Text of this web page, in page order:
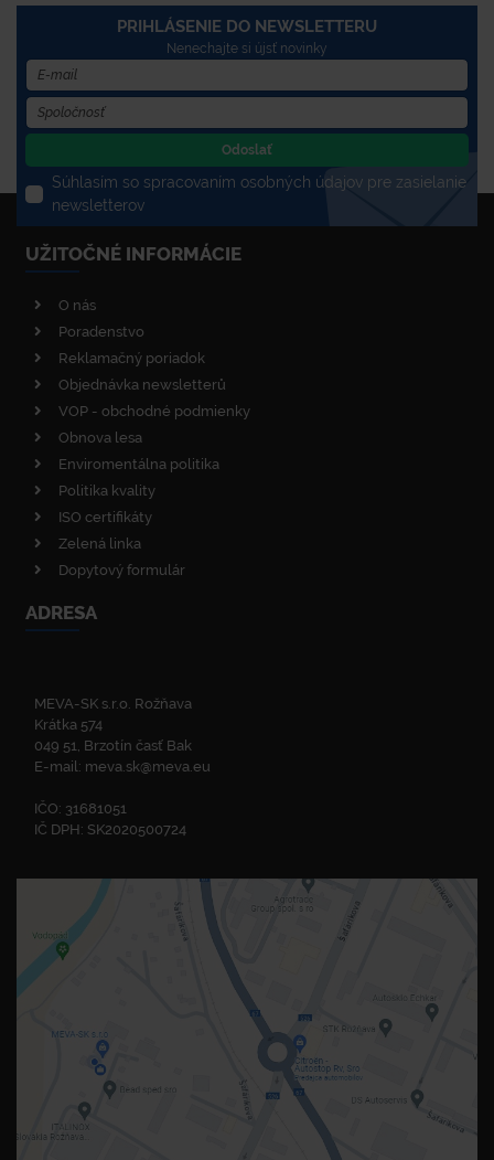
PRIHLÁSENIE DO NEWSLETTERU
Nenechajte si újsť novinky
Odoslať
Súhlasím so spracovaním osobných údajov pre zasielanie
newsletterov
UŽITOČNÉ INFORMÁCIE
O nás
Poradenstvo
Reklamačný poriadok
Objednávka newsletterů
VOP - obchodné podmienky
Obnova lesa
Enviromentálna politika
Politika kvality
ISO certifikáty
Zelená linka
Dopytový formulár
ADRESA
MEVA-SK s.r.o. Rožňava
Krátka 574
049 51, Brzotín časť Bak
E-mail: meva.sk@meva.eu
IČO: 31681051
IČ DPH: SK2020500724